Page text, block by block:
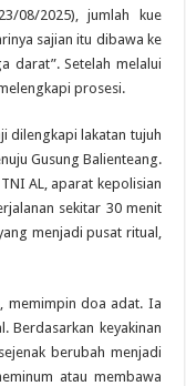
08/2025), jumlah kue
sajian itu dibawa ke
darat”. Setelah melalui
prosesi.
dilengkapi lakatan tujuh
Gusung Balienteang.
AL, aparat kepolisian
sekitar 30 menit
menjadi pusat ritual,
memimpin doa adat. Ia
Berdasarkan keyakinan
berubah menjadi
atau membawa